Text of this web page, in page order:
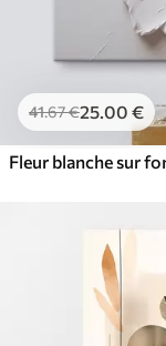
41.67€25.00 €
Fleur blanche sur